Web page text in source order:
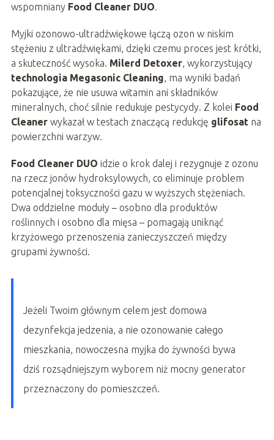
wspomniany Food Cleaner DUO
Myjki ozonowo-ultradźwiękowe łączą ozon w niskim
stężeniu z ultradźwiękami, dzięki czemu proces jest krótki,
a skuteczność wysoka. Milerd Detoxer, wykorzystujący
technologia Megasonic Cleaning , ma wyniki badań
pokazujące, że nie usuwa witamin ani składników
mineralnych, choć silnie redukuje pestycydy. Z kolei Food
Cleanerwykazał w testach znaczącą redukcję glifosat na
powierzchni warzyw.
Food Cleaner DUO idzie o krok dalej i rezygnuje z ozonu
na rzecz jonów hydroksylowych, co eliminuje problem
potencjalnej toksyczności gazu w wyższych stężeniach.
Dwa oddzielne moduły – osobno dla produktów
roślinnych i osobno dla mięsa – pomagają uniknąć
krzyżowego przenoszenia zanieczyszczeń między
grupami żywności.
Jeżeli Twoim głównym celem jest domowa
dezynfekcja jedzenia, a nie ozonowanie całego
mieszkania, nowoczesna myjka do żywności bywa
dziś rozsądniejszym wyborem niż mocny generator
przeznaczony do pomieszczeń.